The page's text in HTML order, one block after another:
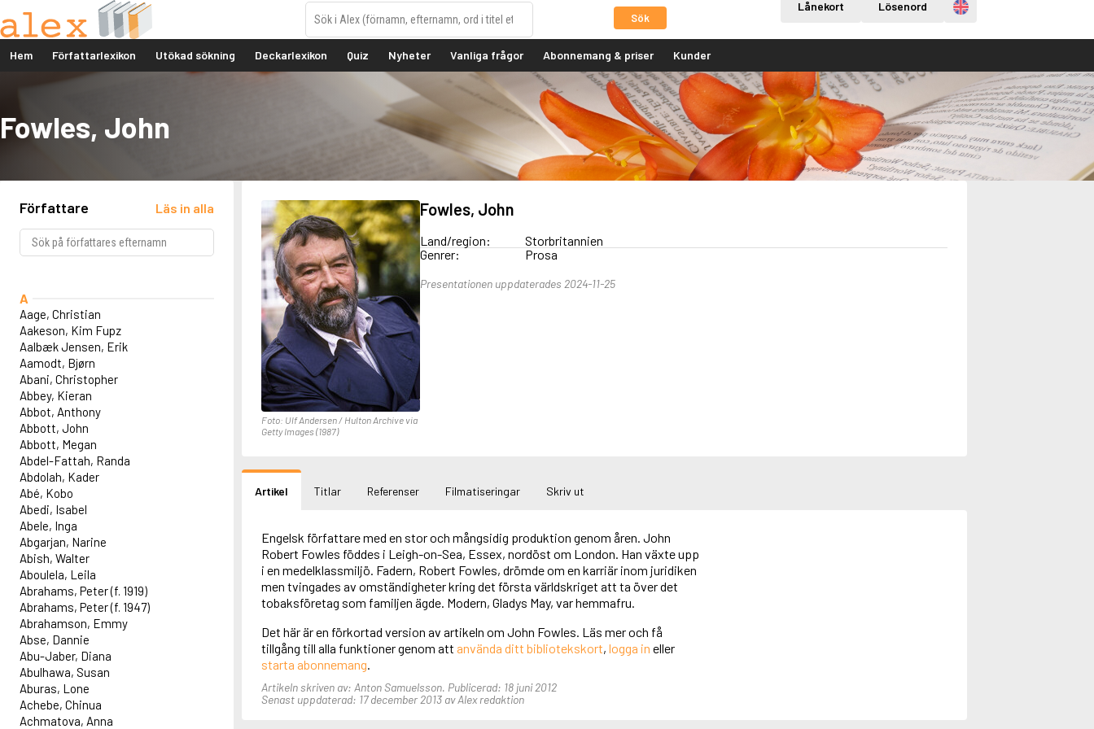
Sök
Lånekort Lösenord Engelska
Hem Författarlexikon Utökad sökning Deckarlexikon Quiz Nyheter Vanliga frågor Abonnemang & priser Kunder
Fowles, John
Författare Läs in alla
A
Aage, Christian
Aakeson, Kim Fupz
Aalbæk Jensen, Erik
Aamodt, Bjørn
Abani, Christopher
Abbey, Kieran
Abbot, Anthony
Abbott, John
Abbott, Megan
Abdel-Fattah, Randa
Abdolah, Kader
Abé, Kobo
Abedi, Isabel
Abele, Inga
Abgarjan, Narine
Abish, Walter
Aboulela, Leila
Abrahams, Peter (f. 1919)
Abrahams, Peter (f. 1947)
Abrahamson, Emmy
Abse, Dannie
Abu-Jaber, Diana
Abulhawa, Susan
Aburas, Lone
Achebe, Chinua
Achmatova, Anna
Foto: Ulf Andersen / Hulton Archive via
Getty Images (1987)
Fowles, John
Land/region:
Storbritannien
Genrer:
Prosa
Presentationen uppdaterades 2024-11-25
Artikel Titlar Referenser Filmatiseringar Skriv ut
Engelsk författare med en stor och mångsidig produktion genom åren. John
Robert Fowles föddes i Leigh-on-Sea, Essex, nordöst om London. Han växte upp
i en medelklassmiljö. Fadern, Robert Fowles, drömde om en karriär inom juridiken
men tvingades av omständigheter kring det första världskriget att ta över det
tobaksföretag som familjen ägde. Modern, Gladys May, var hemmafru.
Det här är en förkortad version av artikeln om John Fowles. Läs mer och få
tillgång till alla funktioner genom att använda ditt bibliotekskort, logga in eller
starta abonnemang.
Artikeln skriven av: Anton Samuelsson. Publicerad: 18 juni 2012
Senast uppdaterad: 17 december 2013 av Alex redaktion